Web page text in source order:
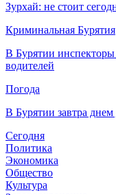
Зурхай: не стоит
Криминальная Бурятия
В Бурятии
водителей
Погода
В Бурятии завтра
Сегодня
Политика
Экономика
Общество
Культура